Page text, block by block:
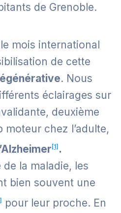
de Grenoble.
mois international
de cette
. Nous
éclairages sur
deuxième
moteur chez l’adulte,
[1] .
la maladie, les
bien souvent une
pour leur proche. En